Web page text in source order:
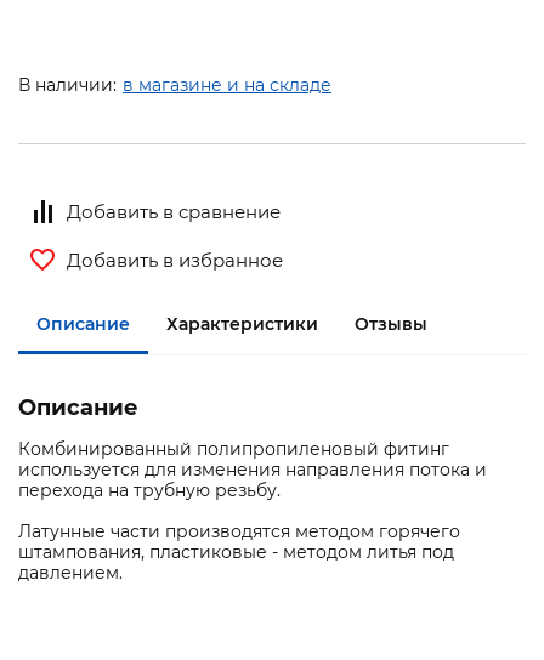
В наличии: в магазине и на складе
Добавить в сравнение
Добавить в избранное
Описание Характеристики Отзывы
Описание
Комбинированный полипропиленовый фитинг
используется для изменения направления потока и
перехода на трубную резьбу.
Латунные части производятся методом горячего
штампования, пластиковые - методом литья под
давлением.